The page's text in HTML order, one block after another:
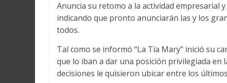
Anuncia su retomo a la actividad empresarial
indicando que pronto anunciarán las y los
todos.
Tal como se informó “La Tía Mary” inició su
que lo iban a dar una posición privilegiada en
decisiones le quisieron ubicar entre los